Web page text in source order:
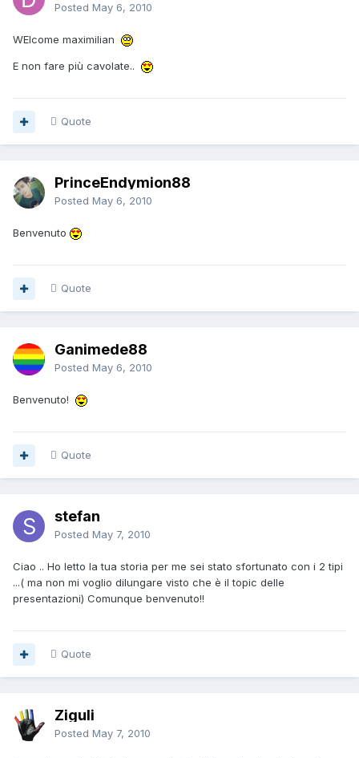
Posted May 6, 2010
WElcome maximilian
E non fare più cavolate..
Quote
PrinceEndymion88
Posted May 6, 2010
Benvenuto
Quote
Ganimede88
Posted May 6, 2010
Benvenuto!
Quote
stefan
Posted May 7, 2010
Ciao .. Ho letto la tua storia per me sei stato sfortunato con i 2 tipi
...( ma non mi voglio dilungare visto che è il topic delle
presentazioni) Comunque benvenuto!!
Quote
Ziguli
Posted May 7, 2010